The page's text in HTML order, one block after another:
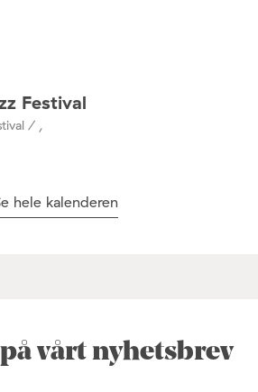
Festival
/ ,
hele kalenderen
vårt nyhetsbrev